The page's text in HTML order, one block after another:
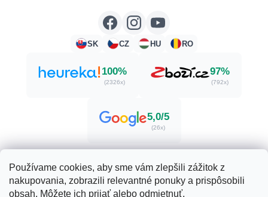
Používame cookies, aby sme vám zlepšili zážitok z
nakupovania, zobrazili relevantné ponuky a prispôsobili
obsah. Môžete ich prijať alebo odmietnuť.
SK CZ HU RO
100%
(2326x)
97%
(792x)
5,0/5
(26x)
Vytvoril Shoptet